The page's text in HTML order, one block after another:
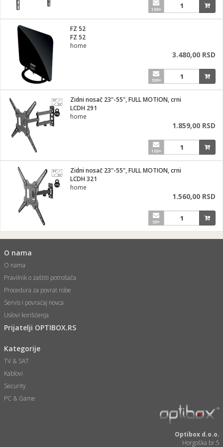
100+
FZ 52
FZ 52
home
3.480,00 RSD
300+
Zidni nosač 23"-55", FULL MOTION, crni
LCDH 291
home
1.859,00 RSD
100+
Zidni nosač 23"-55", FULL MOTION, crni
LCDH 321
home
1.560,00 RSD
50+
O nama
O nama
Pravilnik o zaštiti potrošača
Procedura za povrat robe
Servis i povraćaj novca
Uslovi korišćenja
Prijatelji OPTIBOX.RS
Kategorije
TV & SAT
Kablovi
Security
PC & Game
Optibox d.o.o.
Horgoška br.5